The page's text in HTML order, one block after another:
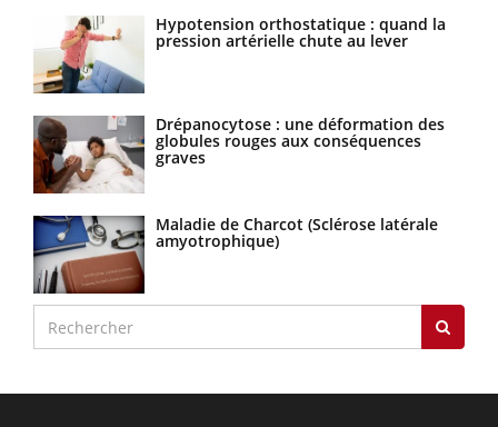
Hypotension orthostatique : quand la
pression artérielle chute au lever
Drépanocytose : une déformation des
globules rouges aux conséquences
graves
Maladie de Charcot (Sclérose latérale
amyotrophique)